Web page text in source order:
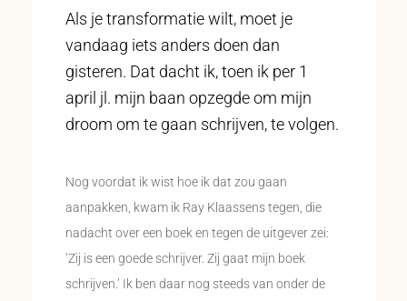
Als je transformatie wilt, moet je
vandaag iets anders doen dan
gisteren. Dat dacht ik, toen ik per 1
april jl. mijn baan opzegde om mijn
droom om te gaan schrijven, te volgen.
Nog voordat ik wist hoe ik dat zou gaan
aanpakken, kwam ik Ray Klaassens tegen, die
nadacht over een boek en tegen de uitgever zei:
‘Zij is een goede schrijver. Zij gaat mijn boek
schrijven.’ Ik ben daar nog steeds van onder de